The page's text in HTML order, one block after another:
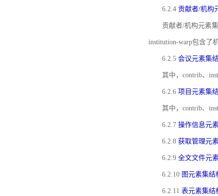
6.2.4 贡献者/机构
贡献者/机构元素
institution-warp包含了
6.2.5 会议元素集
其中，contrib、
6.2.6 项目元素集
其中，contrib、
6.2.7 操作信息元
6.2.8 获取管理元
6.2.9 全文文件元
6.2.10 图元素集结
6.2.11 表元素集结